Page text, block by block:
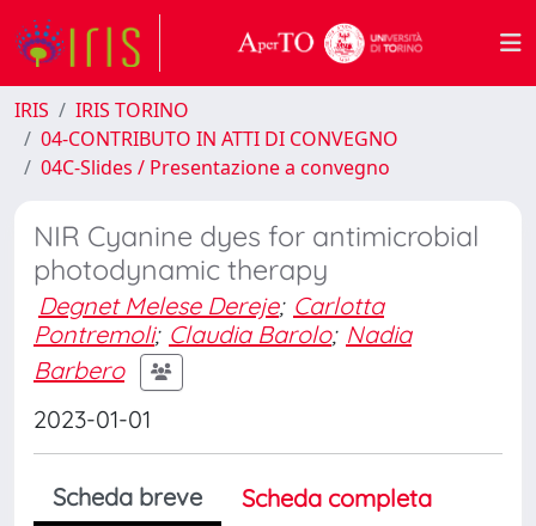
IRIS
IRIS TORINO
04-CONTRIBUTO IN ATTI DI CONVEGNO
04C-Slides / Presentazione a convegno
NIR Cyanine dyes for antimicrobial
photodynamic therapy
Degnet Melese Dereje; Carlotta
Pontremoli; Claudia Barolo; Nadia
Barbero
2023-01-01
Scheda breve
Scheda completa